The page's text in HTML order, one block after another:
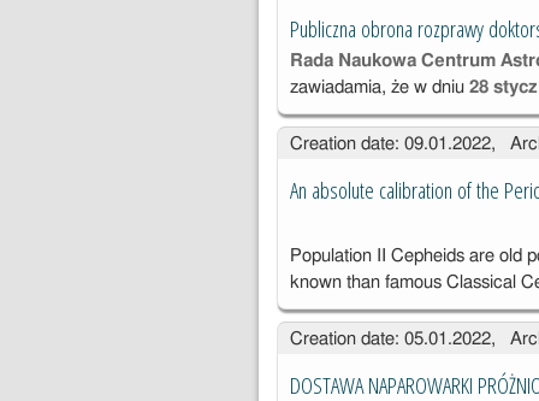
Publiczna obrona rozprawy
Rada Naukowa Centrum
zawiadamia, że w dniu28
Creation date: 09.01.2022,
An absolute calibration of the
Population II Cepheids are old
known than famous Classical
Creation date: 05.01.2022,
DOSTAWA NAPAROWARKI